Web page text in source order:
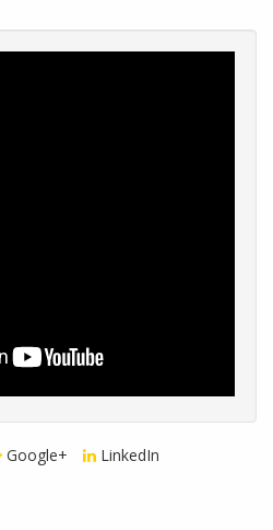
Google+ LinkedIn